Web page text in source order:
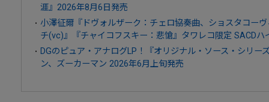
涯』2026年8月6日発売
小澤征爾『ドヴォルザーク：チェロ協奏曲、ショスタコー
チ(vc)』『チャイコフスキー：悲愴』タワレコ限定 SACD
DGのピュア・アナログLP！『オリジナル・ソース・シリー
ン、ズーカーマン 2026年6月上旬発売